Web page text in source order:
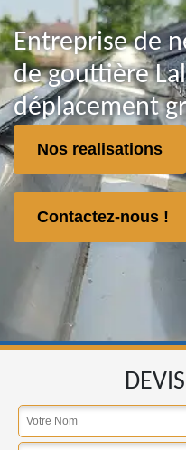
Entreprise de
de gouttière
déplacement
Nos realisations
Contactez-nous !